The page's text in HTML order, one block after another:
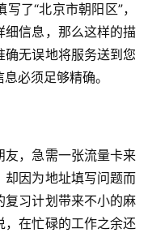
了“北京市朝阳区”，
细信息，那么这样的描
无误地将服务送到您
必须足够精确。
友，急需一张流量卡来
却因为地址填写问题而
复习计划带来不小的麻
，在忙碌的工作之余还